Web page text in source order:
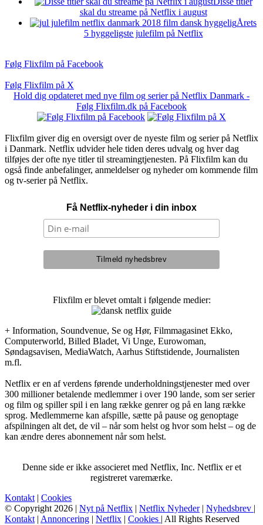
skal du streame på Netflix i august
Årets
5 hyggeligste julefilm på Netflix
Følg Flixfilm på Facebook
Følg Flixfilm på X
Hold dig opdateret med nye film og serier på Netflix Danmark -
Følg Flixfilm.dk på Facebook
Flixfilm giver dig en oversigt over de nyeste film og serier på Netflix
i Danmark. Netflix udvider hele tiden deres udvalg og hver dag
tilføjes der ofte nye titler til streamingtjenesten. På Flixfilm kan du
også finde anbefalinger, anmeldelser og nyheder om kommende film
og tv-serier på Netflix.
Få Netflix-nyheder i din inbox
Flixfilm er blevet omtalt i følgende medier:
+ Information, Soundvenue, Se og Hør, Filmmagasinet Ekko,
Computerworld, Billed Bladet, Vi Unge, Eurowoman,
Søndagsavisen, MediaWatch, Aarhus Stiftstidende, Journalisten
m.fl.
Netflix er en af verdens førende underholdningstjenester med over
300 millioner betalende medlemmer i over 190 lande, som ser serier
og film og spiller spil i en lang række genrer og på en lang række
sprog. Medlemmerne kan afspille, sætte på pause og genoptage
afspilningen alt det, de vil – når som helst og hvor som helst – og de
kan ændre deres abonnement når som helst.
Denne side er ikke associeret med Netflix, Inc. Netflix er et
registreret varemærke.
Kontakt | Cookies
© Copyright 2026 | Nyt på Netflix | Netflix Nyheder| Nyhedsbrev |
Kontakt | Annoncering | Netflix | Cookies | All Rights Reserved